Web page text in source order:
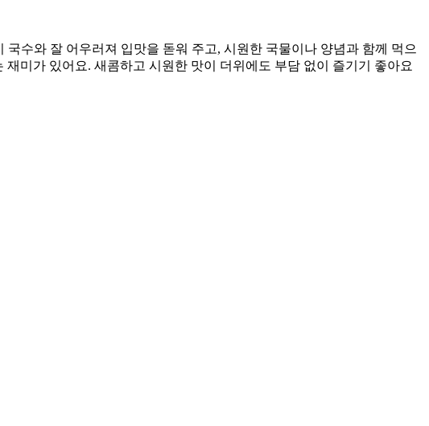
수와 잘 어우러져 입맛을 돋워 주고, 시원한 국물이나 양념과 함께 먹으
미가 있어요. 새콤하고 시원한 맛이 더위에도 부담 없이 즐기기 좋아요